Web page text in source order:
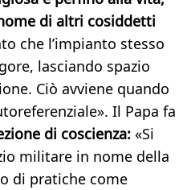
di altri cosiddetti
che l’impianto stesso
lasciando spazio
Ciò avviene quando
Il Papa fa
di coscienza: «Si
militare in nome della
di pratiche come